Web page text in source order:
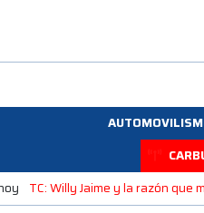
TC: Willy Jaime y la razón